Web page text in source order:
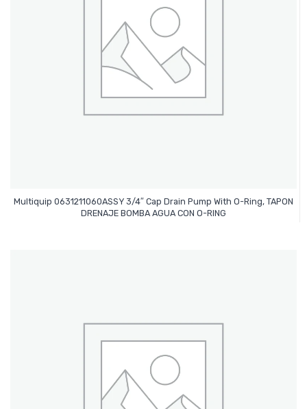
Multiquip 0631211060ASSY 3/4″ Cap Drain Pump With O-Ring, TAPON
DRENAJE BOMBA AGUA CON O-RING
Leer Más